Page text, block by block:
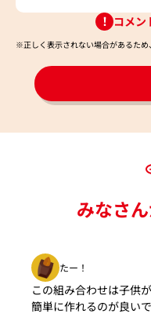
コメン
※正しく表示されない場合があるため
みなさ
たー！
この組み合わせは子供
簡単に作れるのが良いで